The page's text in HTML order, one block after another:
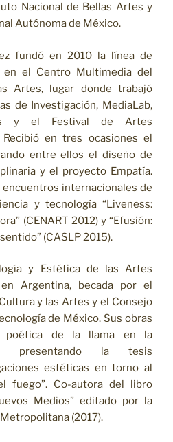
Nacional de Bellas Artes y
Autónoma de México.
fundó en 2010 la línea de
en el Centro Multimedia del
Artes, lugar donde trabajó
de Investigación, MediaLab,
y el Festival de Artes
Recibió en tres ocasiones el
entre ellos el diseño de
y el proyecto Empatía.
encuentros internacionales de
y tecnología “Liveness:
(CENART 2012) y “Efusión:
(CASLP 2015).
y Estética de las Artes
en Argentina, becada por el
y las Artes y el Consejo
de México. Sus obras
poética de la llama en la
presentando la tesis
estéticas en torno al
fuego”. Co-autora del libro
Medios” editado por la
(2017).